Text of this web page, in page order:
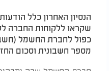
הנסיון האחרון כלל
שקראו ללקוחות החברה
כפול לחברת החשמל
מספר חשבונית וסכום